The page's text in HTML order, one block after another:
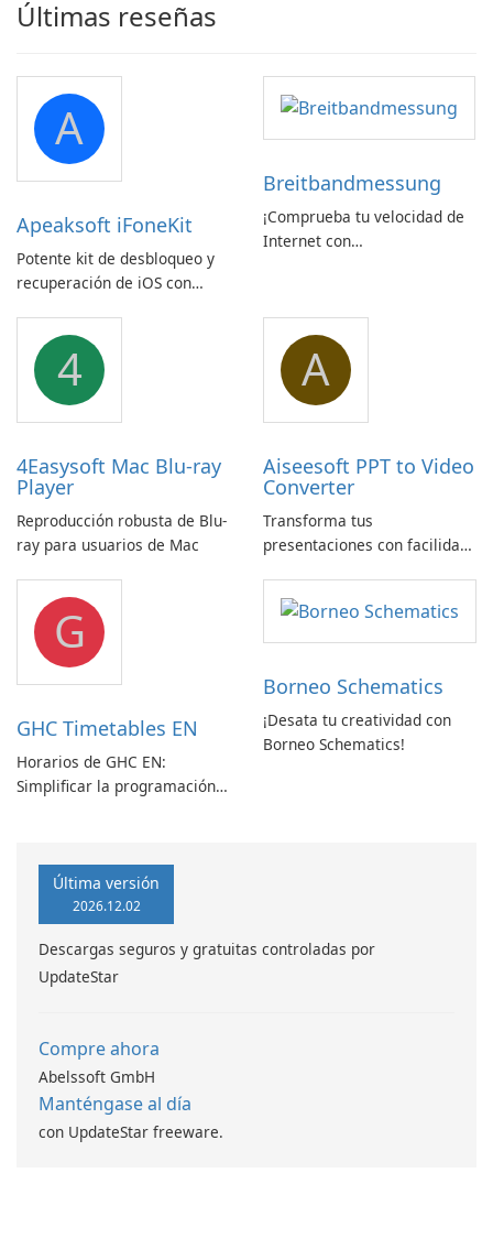
Últimas reseñas
A
Apeaksoft iFoneKit
Potente kit de desbloqueo y
recuperación de iOS con
dispositivos
Breitbandmessung
¡Comprueba tu velocidad de
Internet con
4
4Easysoft Mac Blu-ray
Player
Reproducción robusta de Blu-
ray para usuarios de Mac
A
Aiseesoft PPT to Video
Converter
Transforma tus
presentaciones con facilidad
Convertidor de Vídeo
G
GHC Timetables EN
Horarios de GHC EN:
Simplificar la programación
Borneo Schematics
¡Desata tu creatividad con
Borneo Schematics!
Última versión
2026.12.02
Descargas seguros y gratuitas controladas por
UpdateStar
Compre ahora
Abelssoft GmbH
Manténgase al día
con UpdateStar freeware.